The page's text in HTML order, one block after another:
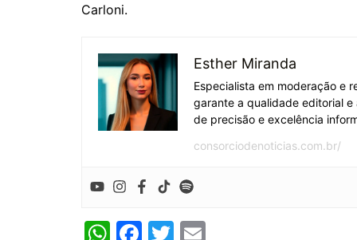
Carloni.
Esther Miranda
Especialista em moderação e
garante a qualidade editorial
de precisão e excelência
consorciodenoticias.com.br/
W F
T